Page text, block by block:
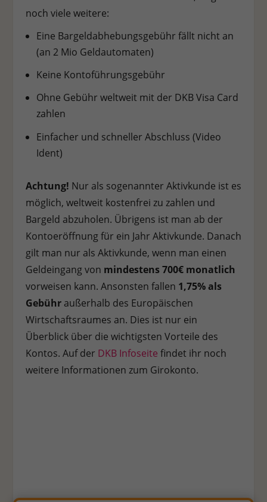
noch viele weitere:
Eine Bargeldabhebungsgebühr fällt nicht an
(an 2 Mio Geldautomaten)
Keine Kontoführungsgebühr
Ohne Gebühr weltweit mit der DKB Visa Card
zahlen
Einfacher und schneller Abschluss (Video
Ident)
Achtung! Nur als sogenannter Aktivkunde ist es
möglich, weltweit kostenfrei zu zahlen und
Bargeld abzuholen. Übrigens ist man ab der
Kontoeröffnung für ein Jahr Aktivkunde. Danach
gilt man nur als Aktivkunde, wenn man einen
Geldeingang von mindestens 700€ monatlich
vorweisen kann. Ansonsten fallen 1,75% als
Gebühraußerhalb des Europäischen
Wirtschaftsraumes an. Dies ist nur ein
Überblick über die wichtigsten Vorteile des
Kontos. Auf der DKB Infoseite findet ihr noch
weitere Informationen zum Girokonto.